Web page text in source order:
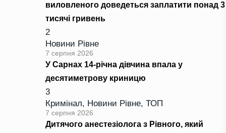
виловленого доведеться заплатити понад 3
тисячі гривень
2
Новини Рівне
7 серпня 2026
У Сарнах 14-річна дівчина впала у
десятиметрову криницю
3
Кримінал, Новини Рівне, ТОП
7 серпня 2026
Дитячого анестезіолога з Рівного, який